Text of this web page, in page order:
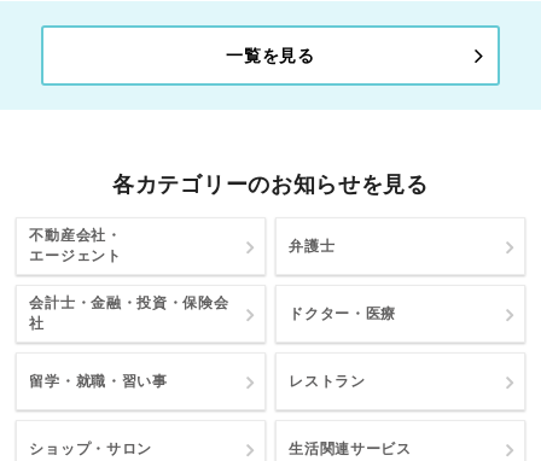
一覧を見る
各カテゴリーのお知らせを見る
不動産会社・
エージェント
弁護士
会計士・金融・投資・保険会
社
ドクター・医療
留学・就職・習い事 レストラン
ショップ・サロン 生活関連サービス